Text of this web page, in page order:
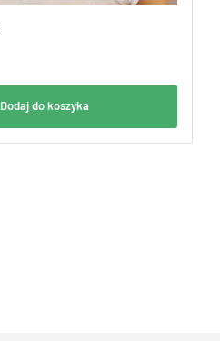
Dodaj do koszyka